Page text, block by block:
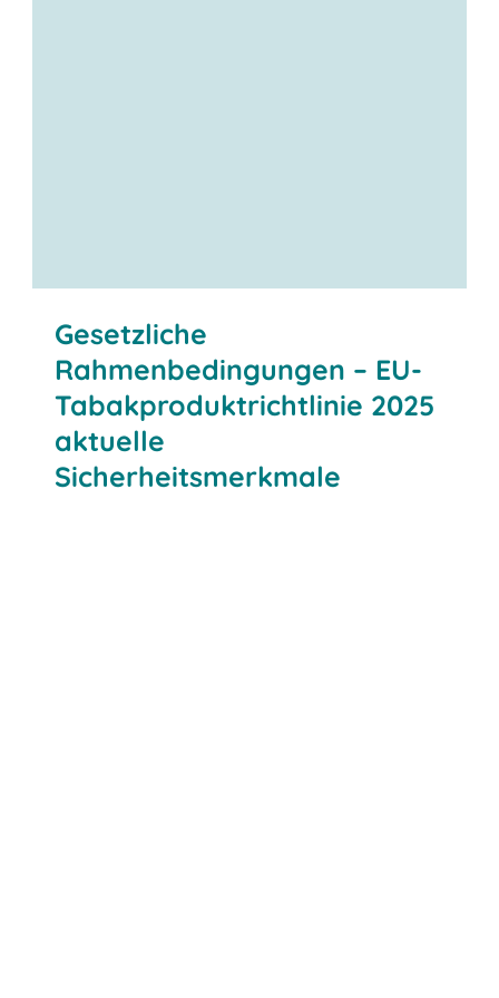
Gesetzliche
Rahmenbedingungen – EU-
Tabakproduktrichtlinie 2025
aktuelle
Sicherheitsmerkmale